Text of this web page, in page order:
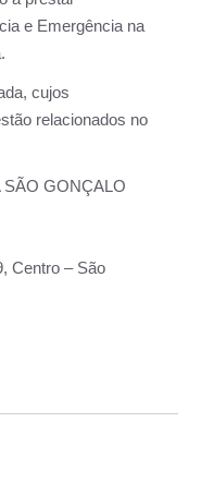
e Emergência na
cujos
relacionados no
GONÇALO
Centro – São